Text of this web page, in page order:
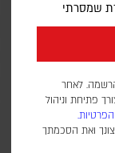
שמסרתי
לאחר
פתיחת וניהול
הפרטיות.
ואת הסכמתך
בן ישראל:
או